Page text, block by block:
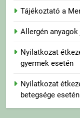
Tájékoztató a
Allergén
Nyilatkozat
gyermek esetén
Nyilatkozat
betegsége esetén